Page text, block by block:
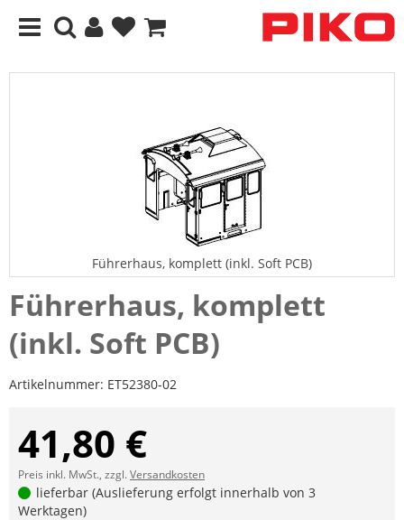
Führerhaus, komplett (inkl. Soft PCB)
Führerhaus, komplett
(inkl. Soft PCB)
Artikelnummer: ET52380-02
41,80 €
Preis inkl. MwSt., zzgl.Versandkosten
lieferbar (Auslieferung erfolgt innerhalb von 3
Werktagen)